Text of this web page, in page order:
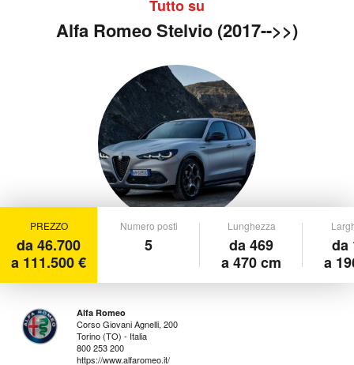
Tutto su
Alfa Romeo Stelvio (2017-->>)
PREZZO
da 46.700
a 111.500 €
Numero posti
5
Lunghezza
da 469
a 470 cm
da
a
Alfa Romeo
Corso Giovani Agnelli, 200
Torino (TO) - Italia
800 253 200
https://www.alfaromeo.it/